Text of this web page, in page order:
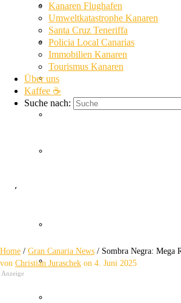
Lanzarote News
La Gomera News
La Palma News
SUC
Kanaren Flughafen
Umweltkatastrophe Kanaren
Santa Cruz Teneriffa
Policia Local Canarias
Immobilien Kanaren
Tourismus Kanaren
Über uns
Kaffee ☕
Suche nach:
Sombra Negra
Mega Razzia gegen Drogenbosse!
Home / Gran Canaria News / Sombra Negra: Mega
von Christian Juraschek on 4. Juni 2025
Anzeige